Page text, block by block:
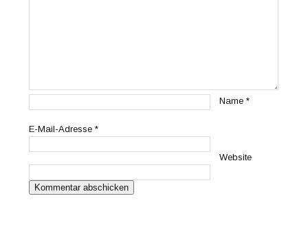
Name*
E-Mail-Adresse*
Website